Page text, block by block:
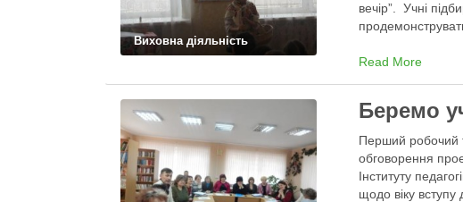
Виховна діяльність
вечір”. Учні
Read More
Беремо
Перший робочий
обговорення
Інституту
щодо віку